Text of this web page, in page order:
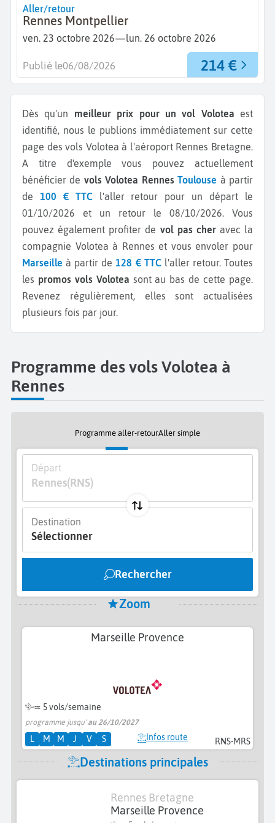
Aller/retour
Rennes Montpellier
ven. 23 octobre 2026—lun. 26 octobre 2026
214 €
Publié le06/08/2026
Dès qu'un meilleur prix pour un vol Volotea est
identifié, nous le publions immédiatement sur cette
page des vols Volotea à l'aéroport Rennes Bretagne.
A titre d'exemple vous pouvez actuellement
bénéficier de vols Volotea RennesToulouse à partir
de 100 € TTC
l'aller retour pour un départ le
01/10/2026 et un retour le 08/10/2026. Vous
pouvez également profiter de vol pas cheravec la
compagnie Volotea à Rennes et vous envoler pour
Marseille à partir de128 € TTCl'aller retour.Toutes
les promos vols Volotea sont au bas de cette page.
Revenez régulièrement, elles sont actualisées
plusieurs fois par jour.
Programme des vols Volotea à
Rennes
Programme aller-retourAller simple
Départ
Rennes(RNS)
Destination
Sélectionner
Rechercher
Zoom
RNS-MRS
Marseille Provence
≃ 5 vols/semaine
programme jusqu'au 26/10/2027
L M M J V S Infos route
Destinations principales
Rennes Bretagne
Marseille Provence